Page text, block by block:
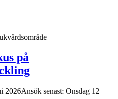
på
2026Ansök senast: Onsdag 12